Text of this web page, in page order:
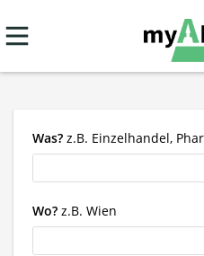
Was? z.B. Einzelhandel,
Wo? z.B. Wien